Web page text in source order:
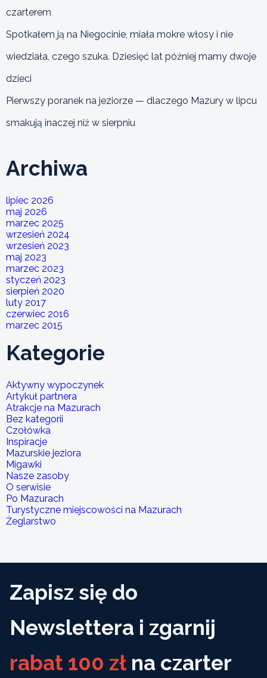
czarterem
Spotkałem ją na Niegocinie, miała mokre włosy i nie
wiedziała, czego szuka. Dziesięć lat później mamy dwoje
dzieci
Pierwszy poranek na jeziorze — dlaczego Mazury w lipcu
smakują inaczej niż w sierpniu
Archiwa
lipiec 2026
maj 2026
marzec 2025
wrzesień 2024
wrzesień 2023
maj 2023
marzec 2023
styczeń 2023
sierpień 2020
luty 2017
czerwiec 2016
marzec 2015
Kategorie
Aktywny wypoczynek
Artykuł partnera
Atrakcje na Mazurach
Bez kategorii
Czołówka
Inspiracje
Mazurskie jeziora
Migawki
Nasze zasoby
O serwisie
Po Mazurach
Turystyczne miejscowości na Mazurach
Żeglarstwo
Zapisz się do
Newslettera i zgarnij
rabat 100 zł na czarter